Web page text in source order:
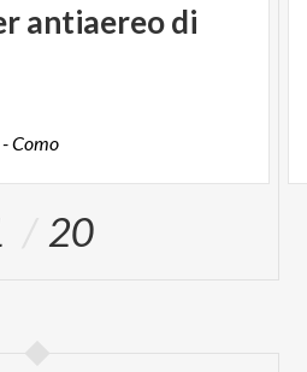
antiaereodi
-Como
20